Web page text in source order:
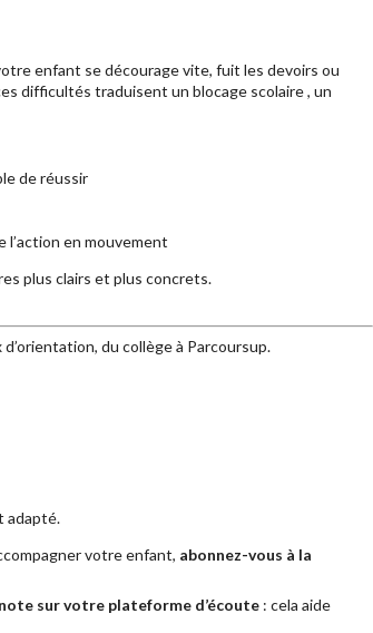
enfant se décourage vite, fuit les devoirs ou
difficultés traduisent un blocage scolaire , un
de réussir
en mouvement
plus clairs et plus concrets.
du collège à Parcoursup.
adapté.
votre enfant, abonnez-vous à la
sur votre plateforme d’écoute: cela aide